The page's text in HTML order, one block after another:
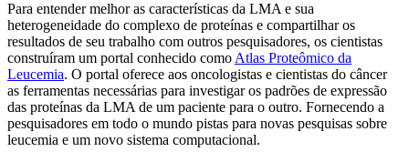
Para entender melhor as características da LMA e sua
heterogeneidade do complexo de proteínas e compartilhar os
resultados de seu trabalho com outros pesquisadores, os cientistas
construíram um portal conhecido como Atlas Proteômico da
Leucemia. O portal oferece aos oncologistas e cientistas do câncer
as ferramentas necessárias para investigar os padrões de expressão
das proteínas da LMA de um paciente para o outro. Fornecendo a
pesquisadores em todo o mundo pistas para novas pesquisas sobre
leucemia e um novo sistema computacional.